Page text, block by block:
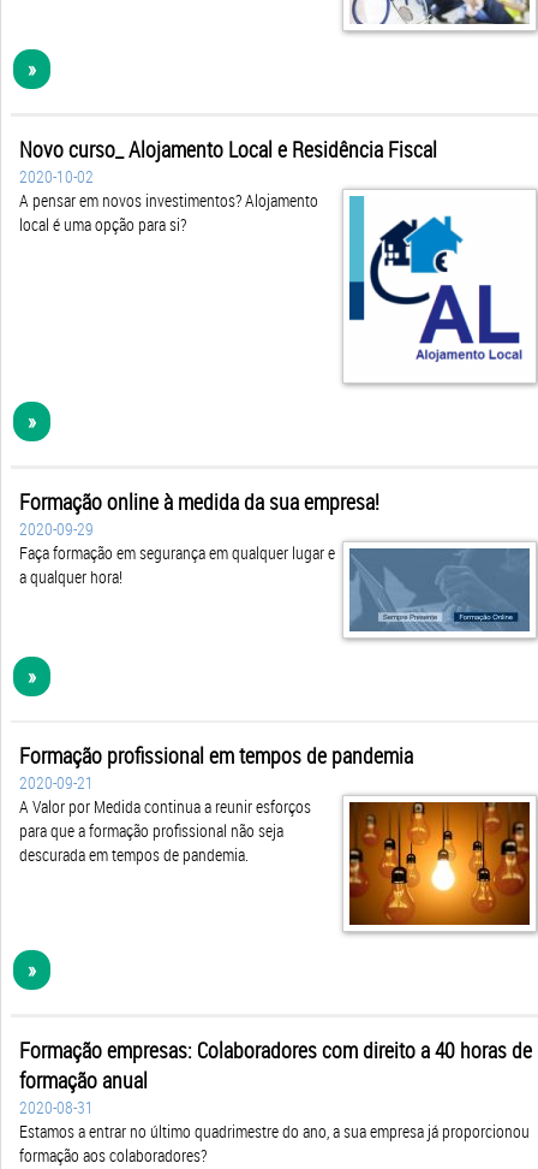
»
Novo curso_ Alojamento Local e Residência Fiscal
2020-10-02
A pensar em novos investimentos? Alojamento
local é uma opção para si?
»
Formação online à medida da sua empresa!
2020-09-29
Faça formação em segurança em qualquer lugar e
a qualquer hora!
»
Formação profissional em tempos de pandemia
2020-09-21
A Valor por Medida continua a reunir esforços
para que a formação profissional não seja
descurada em tempos de pandemia.
»
Formação empresas: Colaboradores com direito a 40 horas de
formação anual
2020-08-31
Estamos a entrar no último quadrimestre do ano, a sua empresa já proporcionou
formação aos colaboradores?